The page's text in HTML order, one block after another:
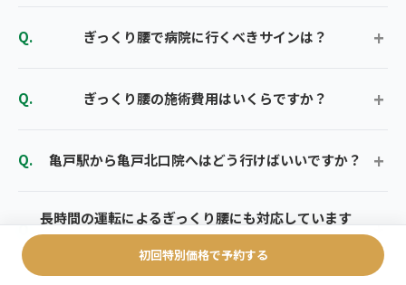
ぎっくり腰で病院に行くべきサインは？
ぎっくり腰の施術費用はいくらですか？
亀戸駅から亀戸北口院へはどう行けばいいですか？
長時間の運転によるぎっくり腰にも対応しています
か？
初回特別価格で予約する